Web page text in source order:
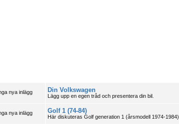
Din Volkswagen
Lägg upp en egen tråd och presentera din bil.
Golf 1 (74-84)
Här diskuteras Golf generation 1 (årsmodell 1974-1984).